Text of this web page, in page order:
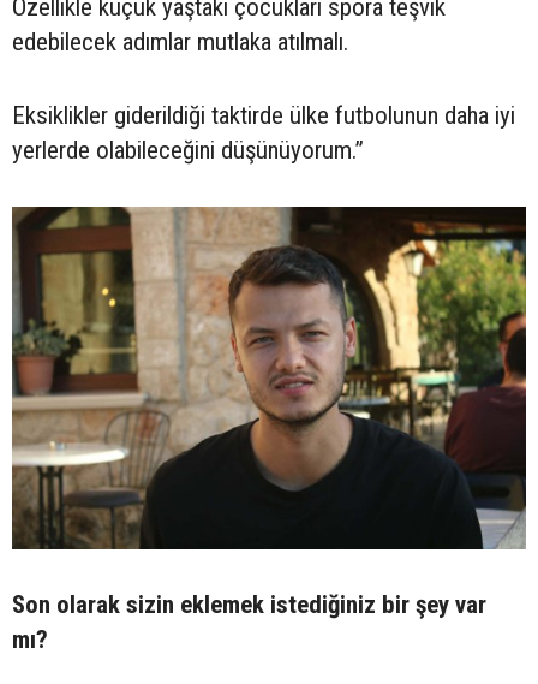
Özellikle küçük yaştaki çocukları spora teşvik
edebilecek adımlar mutlaka atılmalı.
Eksiklikler giderildiği taktirde ülke futbolunun daha iyi
yerlerde olabileceğini düşünüyorum.”
Son olarak sizin eklemek istediğiniz bir şey var
mı?